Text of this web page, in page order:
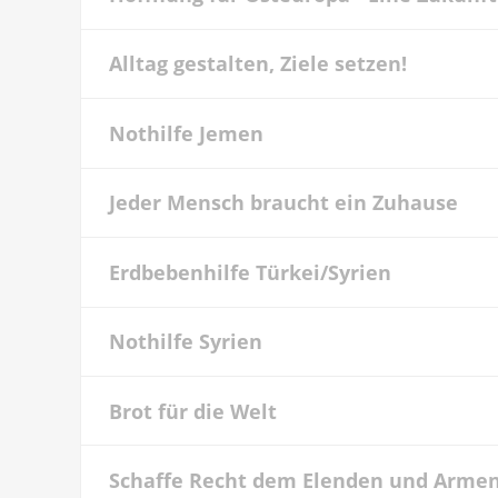
Alltag gestalten, Ziele setzen!
Nothilfe Jemen
Jeder Mensch braucht ein Zuhause
Erdbebenhilfe Türkei/Syrien
Nothilfe Syrien
Brot für die Welt
Schaffe Recht dem Elenden und